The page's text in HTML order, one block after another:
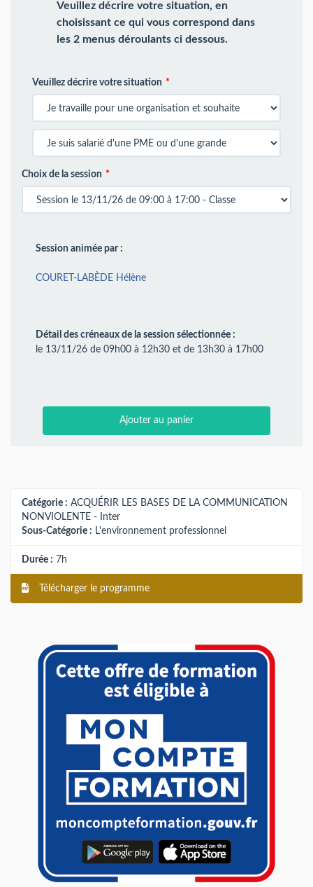
Veuillez décrire votre situation, en
choisissant ce qui vous correspond dans
les 2 menus déroulants ci dessous.
Veuillez décrire votre situation
Choix de la session
Session animée par :
COURET-LABÈDE Hélène
Détail des créneaux de la session sélectionnée :
le 13/11/26 de 09h00 à 12h30 et de 13h30 à 17h00
Ajouter au panier
Catégorie : ACQUÉRIR LES BASES DE LA COMMUNICATION
NONVIOLENTE - Inter
Sous-Catégorie : L'environnement professionnel
Durée : 7h
Télécharger le programme